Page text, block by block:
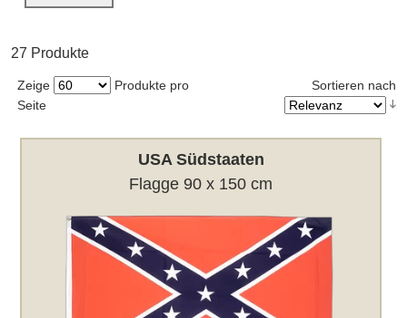
27 Produkte
Zeige
Produkte pro
Seite
Sortieren nach
USA Südstaaten
Flagge 90 x 150 cm